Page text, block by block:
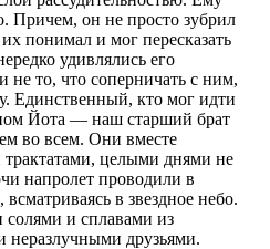
Причем, он не просто зубрил
понимал и мог пересказать
удивлялись его
то, что соперничать с ним,
Единственный, кто мог идти
Йота — наш старший брат
во всем. Они вместе
целыми днями не
напролет проводили в
в звездное небо.
солями и сплавами из
друзьями.